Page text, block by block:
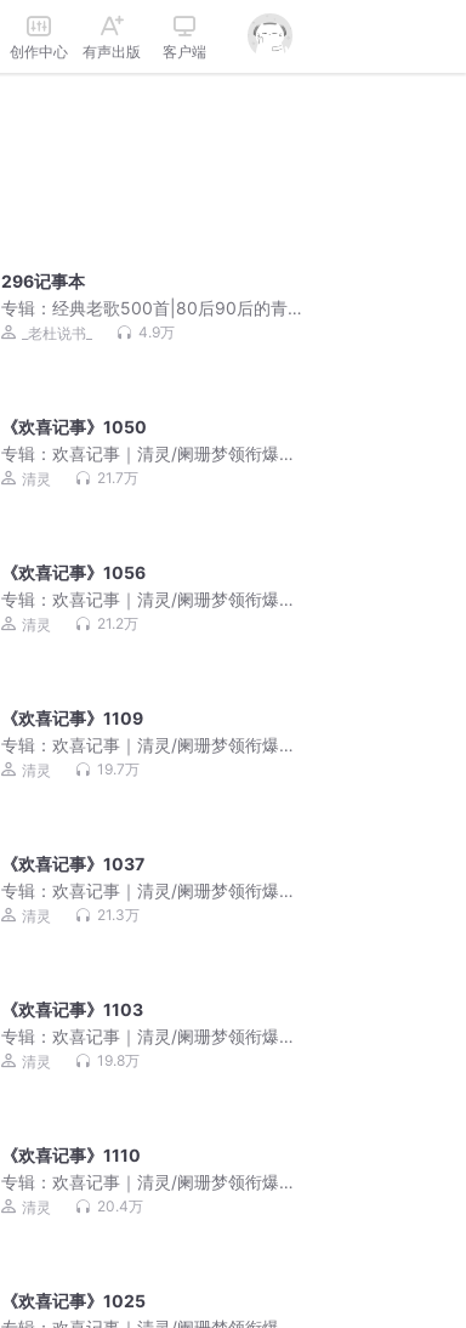
创作中心 有声出版 客户端
296记事本
专辑：经典老歌500首|80后90后的青春
回忆_老杜说书_ 4.9万
《欢喜记事》1050
专辑：欢喜记事｜清灵/阑珊梦领衔爆笑
多人有声剧
清灵 21.7万
《欢喜记事》1056
专辑：欢喜记事｜清灵/阑珊梦领衔爆笑
多人有声剧
清灵 21.2万
《欢喜记事》1109
专辑：欢喜记事｜清灵/阑珊梦领衔爆笑
多人有声剧
清灵 19.7万
《欢喜记事》1037
专辑：欢喜记事｜清灵/阑珊梦领衔爆笑
多人有声剧
清灵 21.3万
《欢喜记事》1103
专辑：欢喜记事｜清灵/阑珊梦领衔爆笑
多人有声剧
清灵 19.8万
《欢喜记事》1110
专辑：欢喜记事｜清灵/阑珊梦领衔爆笑
多人有声剧
清灵 20.4万
《欢喜记事》1025